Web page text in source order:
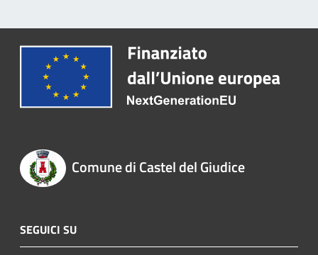
Comune di Castel del Giudice
SEGUICI SU